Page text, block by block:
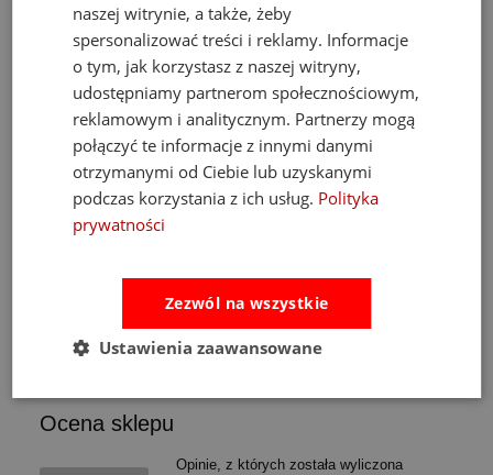
Fat Brain Toys dmuchawa do piłek Air Toobz
489,00 zł
Cena regularna:526,00 zł
Najniższa cena: 469,00 zł
Opinie Pytania i odpowiedzi
Ocena sklepu
Opinie, z których została wyliczona
naszej witrynie, a także, żeby
spersonalizować treści i reklamy. Informacje
o tym, jak korzystasz z naszej witryny,
udostępniamy partnerom społecznościowym,
reklamowym i analitycznym. Partnerzy mogą
połączyć te informacje z innymi danymi
otrzymanymi od Ciebie lub uzyskanymi
podczas korzystania z ich usług. Polityka
prywatności
Zezwól na wszystkie
Ustawienia zaawansowane